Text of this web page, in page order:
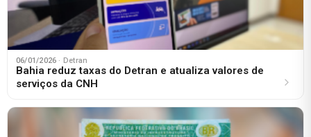
06/01/2026 · Detran
Bahia reduz taxas do Detran e atualiza valores de
serviços da CNH